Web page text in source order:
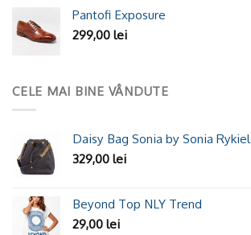
Pantofi Exposure
299,00 lei
CELE MAI BINE VÂNDUTE
Daisy Bag Sonia by Sonia Rykiel
329,00 lei
Beyond Top NLY Trend
29,00 lei